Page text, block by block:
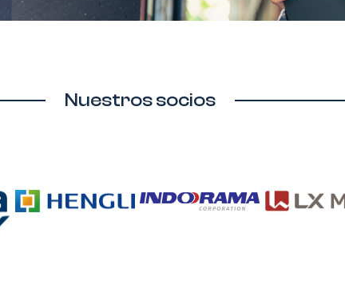
Nuestros socios